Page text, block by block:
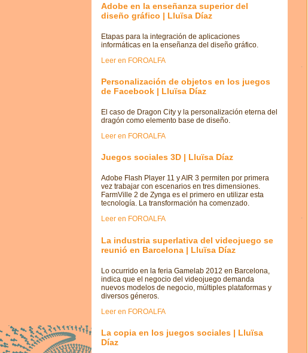
Adobe en la enseñanza superior del
diseño gráfico | Lluïsa Díaz
Etapas para la integración de aplicaciones
informáticas en la enseñanza del diseño gráfico.
Leer en FOROALFA
Personalización de objetos en los juegos
de Facebook | Lluïsa Díaz
El caso de Dragon City y la personalización eterna del
dragón como elemento base de diseño.
Leer en FOROALFA
Juegos sociales 3D | Lluïsa Díaz
Adobe Flash Player 11 y AIR 3 permiten por primera
vez trabajar con escenarios en tres dimensiones.
FarmVille 2 de Zynga es el primero en utilizar esta
tecnología. La transformación ha comenzado.
Leer en FOROALFA
La industria superlativa del videojuego se
reunió en Barcelona | Lluïsa Díaz
Lo ocurrido en la feria Gamelab 2012 en Barcelona,
indica que el negocio del videojuego demanda
nuevos modelos de negocio, múltiples plataformas y
diversos géneros.
Leer en FOROALFA
La copia en los juegos sociales | Lluïsa
Díaz